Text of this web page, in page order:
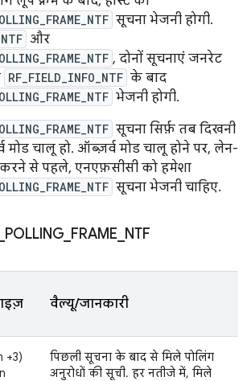
सूचना भेजनी होगी.
और
, दोनों सूचनाएं जनरेट
RF_FIELD_INFO_NTF के बाद
भेजनी होगी.
सूचना सिर्फ़ तब दिखनी
मोड चालू हो. ऑब्ज़र्व मोड चालू होने पर, लेन-
से पहले, एनएफ़सीसी को हमेशा
सूचना भेजनी चाहिए.
POLLING FRAME NTF
वैल्यू/जानकारी
+3)
पिछली सूचना के बाद से मिले पोलिंग
अनुरोधों की सूची. हर नतीजे में, मिले